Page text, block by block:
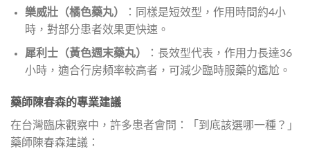
樂威壯（橘色藥丸）
：同樣是短效型，作用時間約4小
時，對部分患者效果更快速。
犀利士（黃色週末藥丸）
：長效型代表，作用力長達36
小時，適合行房頻率較高者，可減少臨時服藥的尷尬。
藥師陳春森的專業建議
在台灣臨床觀察中，許多患者會問：「到底該選哪一種？」
藥師陳春森建議：